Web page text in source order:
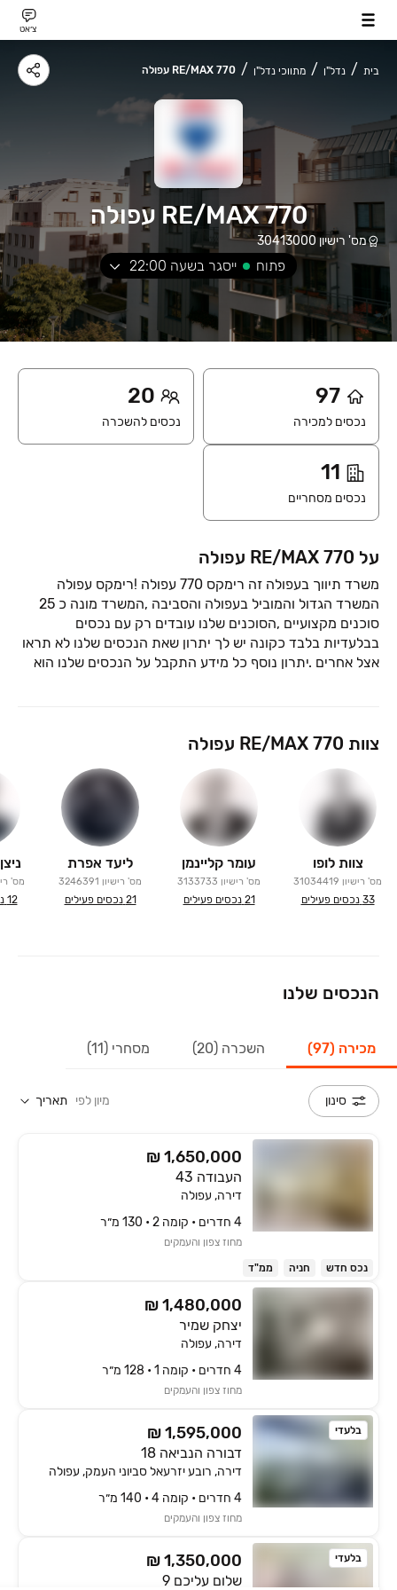
צ׳אט
בית נדל"ן מתווכי נדל"ן RE/MAX 770 עפולה
RE/MAX 770 עפולה
מס' רישיון 30413000
פתוח ייסגר בשעה 22:00
97
נכסים למכירה
20
נכסים להשכרה
11
נכסים מסחריים
על RE/MAX 770 עפולה
משרד תיווך בעפולה זה רימקס 770 עפולה !רימקס עפולה
המשרד הגדול והמוביל בעפולה והסביבה ,המשרד מונה כ 25
סוכנים מקצועיים ,הסוכנים שלנו עובדים רק עם נכסים
בבלעדיות בלבד כקונה יש לך יתרון שאת הנכסים שלנו לא תראו
אצל אחרים .יתרון נוסף כל מידע התקבל על הנכסים שלנו הוא
צוות RE/MAX 770 עפולה
צוות לופו
מס' רישיון 31034419
33 נכסים פעילים
עומר קליינמן
מס' רישיון 3133733
21 נכסים פעילים
ליעד אפרת
מס' רישיון 3246391
21 נכסים פעילים
מס'
12
הנכסים שלנו
מכירה (97) השכרה (20) מסחרי (11)
סינון מיון לפי תאריך
₪ 1,650,000
העבודה 43
דירה, עפולה
4 חדרים • קומה ‎2‏ • 130 מ״ר
מחוז צפון והעמקים
נכס חדש חניה ממ"ד
₪ 1,480,000
יצחק שמיר
דירה, עפולה
4 חדרים • קומה ‎1‏ • 128 מ״ר
מחוז צפון והעמקים
בלעדי ₪ 1,595,000
דבורה הנביאה 18
דירה, רובע יזרעאל סביוני העמק, עפולה
4 חדרים • קומה ‎4‏ • 140 מ״ר
מחוז צפון והעמקים
בלעדי ₪ 1,350,000
שלום עליכם 9